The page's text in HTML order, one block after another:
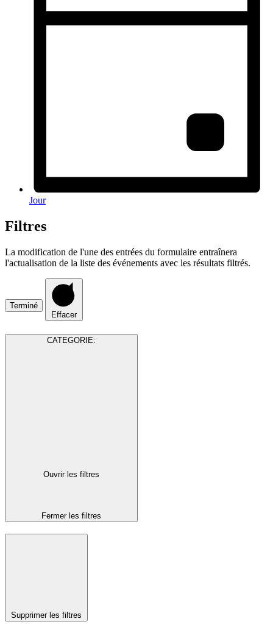
Jour
Filtres
La modification de l'une des entrées du formulaire entraînera
l'actualisation de la liste des événements avec les résultats filtrés.
Terminé
Effacer
CATEGORIE:
Ouvrir les filtres
Fermer les filtres
Supprimer les filtres